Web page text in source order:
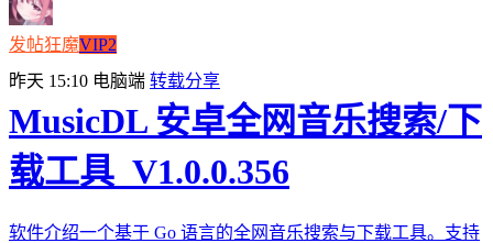
发帖狂魔VIP2
昨天 15:10 电脑端 转载分享
MusicDL 安卓全网音乐搜索/下
载工具_V1.0.0.356
软件介绍一个基于 Go 语言的全网音乐搜索与下载工具。支持